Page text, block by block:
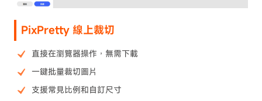
PixPretty 線上裁切
直接在瀏覽器操作，無需下載
一鍵批量裁切圖片
支援常見比例和自訂尺寸